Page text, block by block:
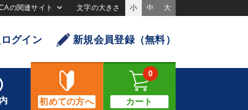
の関連サイト 文字の大きさ 小 中 大
グイン 新規会員登録（無料）
初めての方へ カート
0